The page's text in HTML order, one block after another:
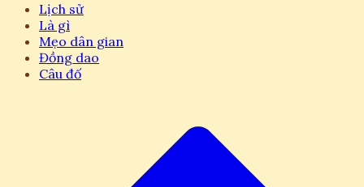
Lịch sử
Là gì
Mẹo dân gian
Đồng dao
Câu đố